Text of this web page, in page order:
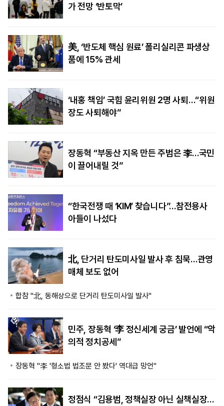
가 전망 ‘반토막’
美, ‘반도체 핵심 원료’ 폴리실리콘 파생상
품에 15% 관세
‘내홍 책임’ 국힘 윤리위원 2명 사퇴…“위원
장도 사퇴해야”
장동혁 “부동산 지옥 만든 주범은 李…국민
이 끌어내릴 것”
“한국전쟁 때 ‘KIM’ 찾습니다”…참전용사
아들이 나섰다
北, 단거리 탄도미사일 발사 후 침묵…관영
매체 보도 없어
합참 "北, 동해상으로 단거리 탄도미사일 발사"
민주, 장동혁 ‘李 정신세계 궁금’ 발언에 “악
의적 정치공세”
장동혁 "李 '형소법 법조문 안 봤다' 역대급 망언"
정점식 “김용범, 정책실장 아닌 실책실장…